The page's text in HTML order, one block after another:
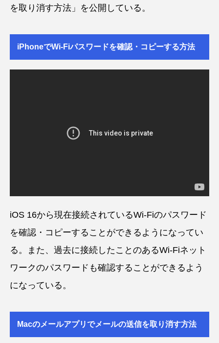
を取り消す方法」を公開している。
iPhoneでWi-Fiパスワードを確認・コピーする方法
iOS 16から現在接続されているWi-Fiのパスワード
を確認・コピーすることができるようになってい
る。また、過去に接続したことのあるWi-Fiネット
ワークのパスワードも確認することができるよう
になっている。
Macのメールアプリでメールの送信を取り消す方法